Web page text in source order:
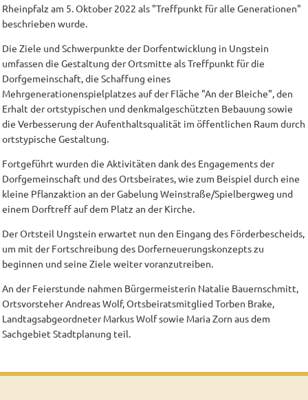
Rheinpfalz am 5. Oktober 2022 als "Treffpunkt für alle Generationen"
beschrieben wurde.
Die Ziele und Schwerpunkte der Dorfentwicklung in Ungstein
umfassen die Gestaltung der Ortsmitte als Treffpunkt für die
Dorfgemeinschaft, die Schaffung eines
Mehrgenerationenspielplatzes auf der Fläche "An der Bleiche", den
Erhalt der ortstypischen und denkmalgeschützten Bebauung sowie
die Verbesserung der Aufenthaltsqualität im öffentlichen Raum durch
ortstypische Gestaltung.
Fortgeführt wurden die Aktivitäten dank des Engagements der
Dorfgemeinschaft und des Ortsbeirates, wie zum Beispiel durch eine
kleine Pflanzaktion an der Gabelung Weinstraße/Spielbergweg und
einem Dorftreff auf dem Platz an der Kirche.
Der Ortsteil Ungstein erwartet nun den Eingang des Förderbescheids,
um mit der Fortschreibung des Dorferneuerungskonzepts zu
beginnen und seine Ziele weiter voranzutreiben.
An der Feierstunde nahmen Bürgermeisterin Natalie Bauernschmitt,
Ortsvorsteher Andreas Wolf, Ortsbeiratsmitglied Torben Brake,
Landtagsabgeordneter Markus Wolf sowie Maria Zorn aus dem
Sachgebiet Stadtplanung teil.